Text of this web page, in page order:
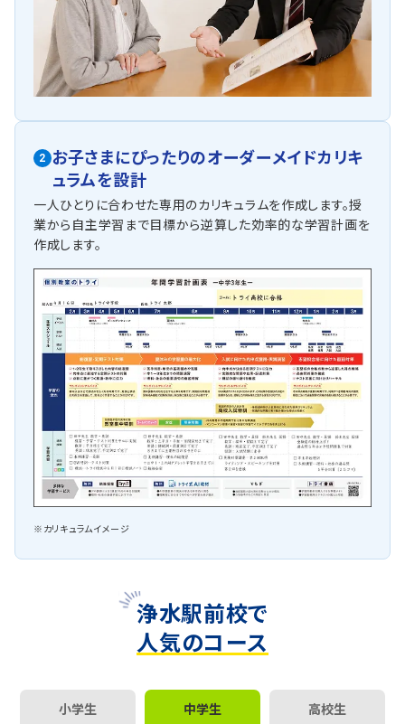
2 お子さまにぴったりのオーダーメイドカリキ
ュラムを設計
一人ひとりに合わせた専用のカリキュラムを作成します。授
業から自主学習まで目標から逆算した効率的な学習計画を
作成します。
※カリキュラムイメージ
浄水駅前校で
人気のコース
小学生 中学生 高校生